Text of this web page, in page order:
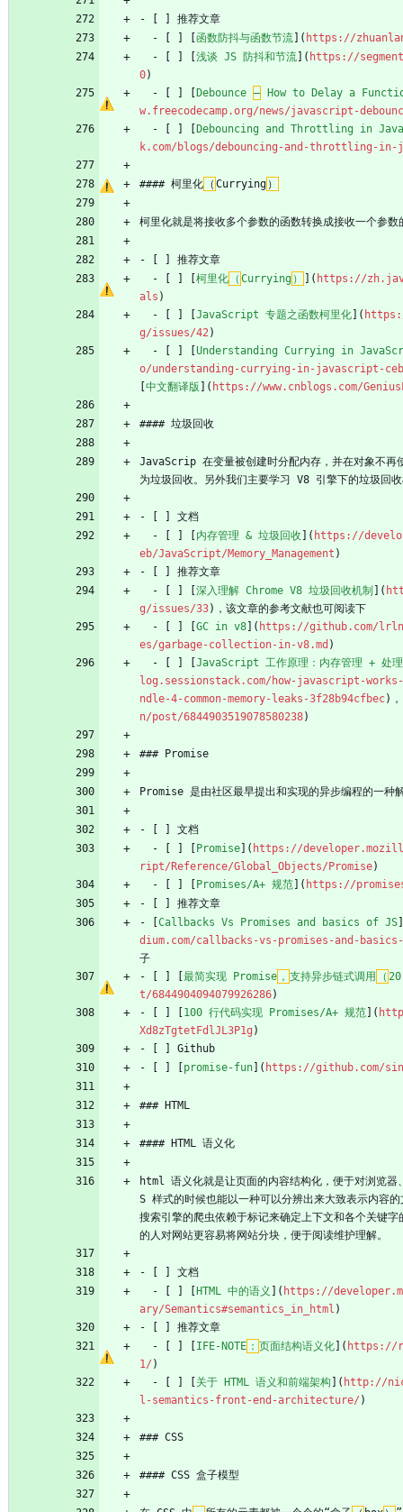
- [ ] 推荐文章
  - [ ] [
函数防抖与函数节流 ]( https://
  - [ ] [
浅谈 JS 防抖和节流 ]( https://
0)
  - [ ] [
Debounce – How to Delay a
w.freecodecamp.org/news/javascript-
  - [ ] [
Debouncing and Throttling in
k.com/blogs/debouncing-and-throttling-
#### 柯里化 （ Currying ）
柯里化就是将接收多个参数的函数转换成接收一个参数
- [ ] 推荐文章
  - [ ] [
柯里化 （ Currying ） ]( https://
als )
  - [ ] [
JavaScript 专题之函数柯里化 ](
g/issues/42)
  - [ ] [
Understanding Currying in
o/understanding-currying-in-javascript-
中文翻译版 ]( https://www.cnblogs.com/
#### 垃圾回收
JavaScrip 在变量被创建时分配内存，并在对象不再
为垃圾回收。另外我们主要学习 V8 引擎下的垃圾回
- [ ] 文档
  - [ ] [
内存管理 & 垃圾回收 ]( https://
eb/JavaScript/Memory_Management )
- [ ] 推荐文章
  - [ ] [
深入理解 Chrome V8 垃圾回收机制 ](
g/issues/33)，该文章的参考文献也可阅读下
  - [ ] [
GC in v8 ]( https://github.com/
es/garbage-collection-in-v8.md )
  - [ ] [
JavaScript 工作原理：内存管理 + 处
log.sessionstack.com/how-javascript-works-
ndle-4-common-memory-leaks-3f28b94cfbec)
n/post/6844903519078580238)
### Promise
Promise 是由社区最早提出和实现的异步编程的一种
- [ ] 文档
  - [ ] [
Promise ]( https://
ript/Reference/Global_Objects/Promise)
  - [ ] [
Promises/A+ 规范 ]( https://
- [ ] 推荐文章
- [ Callbacks Vs Promises and basics of JS
dium.com/callbacks-vs-promises-and-
子
- [ ] [ 最简实现 Promise ， 支持异步链式调用 （
t/6844904094079926286)
- [ ] [ 100 行代码实现 Promises/A+ 规范 ](
Xd8zTgtetFdlJL3P1g )
- [ ] Github
- [ ] [ promise-fun ]( https://github.com/
### HTML
#### HTML 语义化
html 语义化就是让页面的内容结构化，便于对浏览器
S 样式的时候也能以一种可以分辨出来大致表示内容
搜索引擎的爬虫依赖于标记来确定上下文和各个关键
的人对网站更容易将网站分块，便于阅读维护理解。
- [ ] 文档
  - [ ] [
HTML 中的语义 ]( https://
ary/Semantics#semantics_in_html )
- [ ] 推荐文章
  - [ ] [
IFE-NOTE ： 页面结构语义化 ]( https://
1/ )
  - [ ] [
关于 HTML 语义和前端架构 ]( http://
l-semantics-front-end-architecture/ )
### CSS
#### CSS 盒子模型